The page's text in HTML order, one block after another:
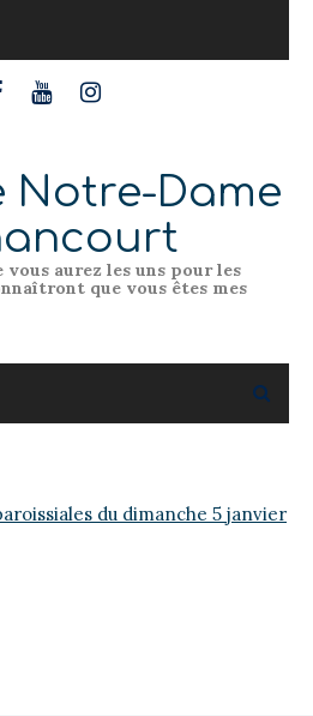
Notre-Dame
vous aurez les uns pour les
que vous êtes mes
du dimanche 5 janvier